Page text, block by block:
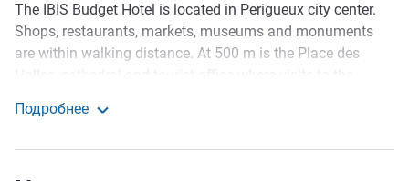
Описание
The IBIS Budget Hotel is located in Perigueux city center.
Shops, restaurants, markets, museums and monuments
are within walking distance. At 500 m is the Place des
until the end of February to update the bathrooms and
New bedding from 2018 with mattress toppers for
Подробнее